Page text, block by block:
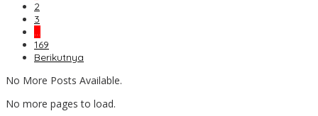
2
3
…
169
Berikutnya
No More Posts Available.
No more pages to load.